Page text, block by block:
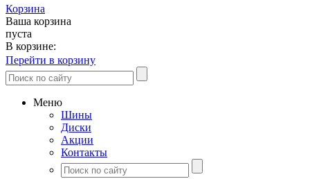
Корзина
Ваша корзина
пуста
В корзине:
Перейти в корзину
Меню
Шины
Диски
Акции
Контакты